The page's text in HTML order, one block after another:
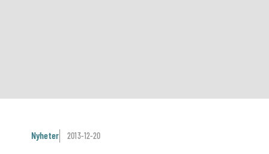
Nyheter 2013-12-20